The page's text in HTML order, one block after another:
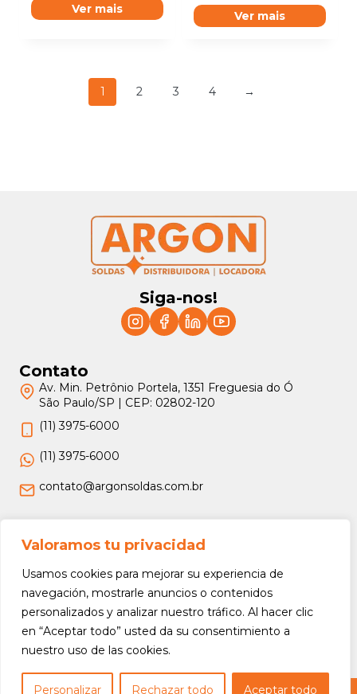
Valoramos tu privacidad
Usamos cookies para mejorar su experiencia de
navegación, mostrarle anuncios o contenidos
personalizados y analizar nuestro tráfico. Al hacer clic
en “Aceptar todo” usted da su consentimiento a
nuestro uso de las cookies.
Personalizar Rechazar todo Aceptar todo
Ver mais Ver mais
1 2 3 4 →
Siga-nos!
Contato
Av. Min. Petrônio Portela, 1351 Freguesia do Ó
São Paulo/SP | CEP: 02802-120
(11) 3975-6000
(11) 3975-6000
contato@argonsoldas.com.br
Jurídico
Termos e Condições
Política de Privacidade
Política de Devolução e Reembolso